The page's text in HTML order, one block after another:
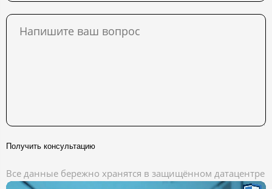
Получить консультацию
Все данные бережно хранятся в защищённом датацентре